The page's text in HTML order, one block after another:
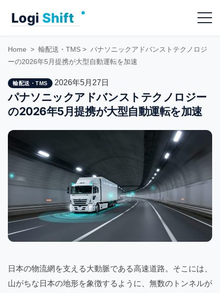
Menu
Home > 輸配送・TMS > パナソニックアドバンストテクノロジ
ーの2026年5月提携が大型自動運転を加速
輸配送・TMS 2026年5月27日
パナソニックアドバンストテクノロジー
の2026年5月提携が大型自動運転を加速
日本の物流網を支える大動脈である高速道路。そこには、
山がちな日本の地形を象徴するように、無数のトンネルが